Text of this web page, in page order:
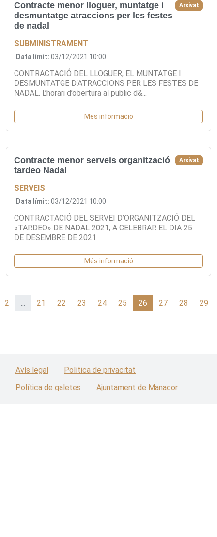
Contracte menor lloguer, muntatge i
desmuntatge atraccions per les festes
de nadal
Arxivat
SUBMINISTRAMENT
Data límit: 03/12/2021 10:00
CONTRACTACIÓ DEL LLOGUER, EL MUNTATGE I
DESMUNTATGE D’ATRACCIONS PER LES FESTES DE
NADAL. L’horari d’obertura al public d&...
Més informació
Contracte menor serveis organització
tardeo Nadal
Arxivat
SERVEIS
Data límit: 03/12/2021 10:00
CONTRACTACIÓ DEL SERVEI D’ORGANITZACIÓ DEL
«TARDEO» DE NADAL 2021, A CELEBRAR EL DIA 25
DE DESEMBRE DE 2021.
Més informació
2 ... 21 22 23 24 25 26 27 28 29
Avís legal
Política de privacitat
Política de galetes
Ajuntament de Manacor